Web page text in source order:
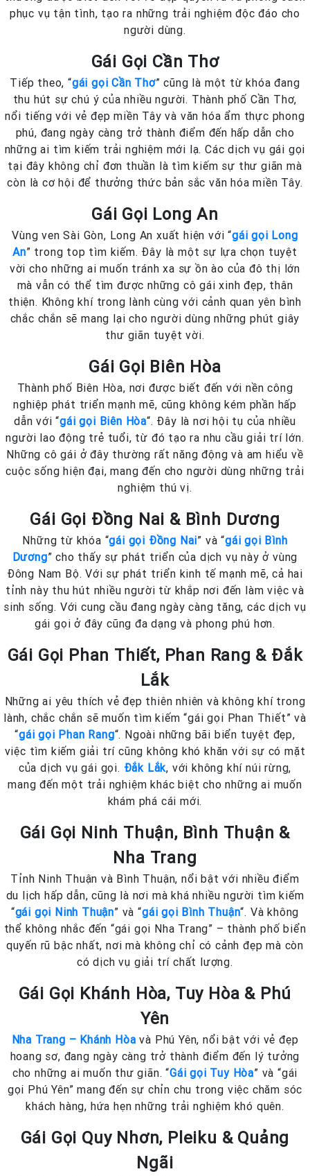
phục vụ tận tình, tạo ra những trải nghiệm độc đáo cho
người dùng.
Gái Gọi Cần Thơ
Tiếp theo, “gái gọi Cần Thơ” cũng là một từ khóa đang
thu hút sự chú ý của nhiều người. Thành phố Cần Thơ,
nổi tiếng với vẻ đẹp miền Tây và văn hóa ẩm thực phong
phú, đang ngày càng trở thành điểm đến hấp dẫn cho
những ai tìm kiếm trải nghiệm mới lạ. Các dịch vụ gái gọi
tại đây không chỉ đơn thuần là tìm kiếm sự thư giãn mà
còn là cơ hội để thưởng thức bản sắc văn hóa miền Tây.
Gái Gọi Long An
Vùng ven Sài Gòn, Long An xuất hiện với “gái gọi Long
An” trong top tìm kiếm. Đây là một sự lựa chọn tuyệt
vời cho những ai muốn tránh xa sự ồn ào của đô thị lớn
mà vẫn có thể tìm được những cô gái xinh đẹp, thân
thiện. Không khí trong lành cùng với cảnh quan yên bình
chắc chắn sẽ mang lại cho người dùng những phút giây
thư giãn tuyệt vời.
Gái Gọi Biên Hòa
Thành phố Biên Hòa, nơi được biết đến với nền công
nghiệp phát triển mạnh mẽ, cũng không kém phần hấp
dẫn với “gái gọi Biên Hòa“. Đây là nơi hội tụ của nhiều
người lao động trẻ tuổi, từ đó tạo ra nhu cầu giải trí lớn.
Những cô gái ở đây thường rất năng động và am hiểu về
cuộc sống hiện đại, mang đến cho người dùng những trải
nghiệm thú vị.
Gái Gọi Đồng Nai & Bình Dương
Những từ khóa “gái gọi Đồng Nai” và “gái gọi Bình
Dương” cho thấy sự phát triển của dịch vụ này ở vùng
Đông Nam Bộ. Với sự phát triển kinh tế mạnh mẽ, cả hai
tỉnh này thu hút nhiều người từ khắp nơi đến làm việc và
sinh sống. Với cung cầu đang ngày càng tăng, các dịch vụ
gái gọi ở đây cũng đa dạng và phong phú hơn.
Gái Gọi Phan Thiết, Phan Rang & Đắk
Lắk
Những ai yêu thích vẻ đẹp thiên nhiên và không khí trong
lành, chắc chắn sẽ muốn tìm kiếm “gái gọi Phan Thiết” và
“gái gọi Phan Rang“. Ngoài những bãi biển tuyệt đẹp,
việc tìm kiếm giải trí cũng không khó khăn với sự có mặt
của dịch vụ gái gọi. Đắk Lắk, với không khí núi rừng,
mang đến một trải nghiệm khác biệt cho những ai muốn
khám phá cái mới.
Gái Gọi Ninh Thuận, Bình Thuận &
Nha Trang
Tỉnh Ninh Thuận và Bình Thuận, nổi bật với nhiều điểm
du lịch hấp dẫn, cũng là nơi mà khá nhiều người tìm kiếm
“gái gọi Ninh Thuận” và “gái gọi Bình Thuận“. Và không
thể không nhắc đến “gái gọi Nha Trang” – thành phố biển
quyến rũ bậc nhất, nơi mà không chỉ có cảnh đẹp mà còn
có dịch vụ giải trí chất lượng.
Gái Gọi Khánh Hòa, Tuy Hòa & Phú
Yên
Nha Trang – Khánh Hòa và Phú Yên, nổi bật với vẻ đẹp
hoang sơ, đang ngày càng trở thành điểm đến lý tưởng
cho những ai muốn thư giãn. “Gái gọi Tuy Hòa” và “gái
gọi Phú Yên” mang đến sự chỉn chu trong việc chăm sóc
khách hàng, hứa hẹn những trải nghiệm khó quên.
Gái Gọi Quy Nhơn, Pleiku & Quảng
Ngãi